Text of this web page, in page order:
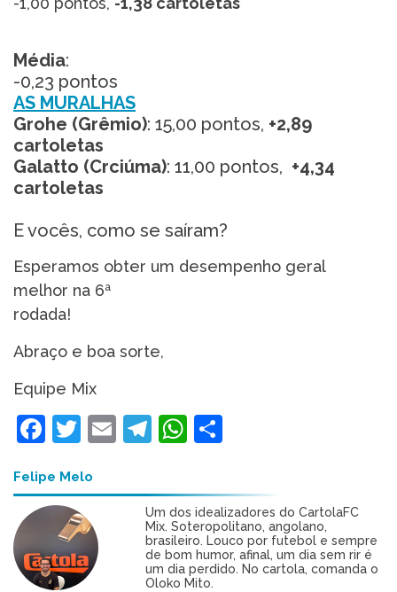
Média:
-0,23 pontos
AS MURALHAS
Grohe (Grêmio): 15,00 pontos, +2,89
cartoletas
Galatto (Crciúma): 11,00 pontos, +4,34
cartoletas
E vocês, como se saíram?
Esperamos obter um desempenho geral
melhor na 6ª
rodada!
Abraço e boa sorte,
Equipe Mix
Facebook
Twitter
EmailTelegram
WhatsApp
Felipe Melo
Um dos idealizadores do CartolaFC
Mix. Soteropolitano, angolano,
brasileiro. Louco por futebol e sempre
de bom humor, afinal, um dia sem rir é
um dia perdido. No cartola, comanda o
Oloko Mito.